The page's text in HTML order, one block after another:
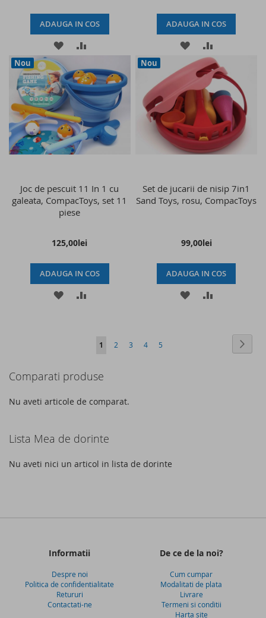
ADAUGA IN COS
ADAUGATI
LA
LISTA
DE
DORINTE
ADAUGATI
COMPARARE
ADAUGA IN COS
ADAUGATI
LA
LISTA
DORINTE
PENTRU
Nou
Joc de pescuit 11 In 1 cu
galeata, CompacToys, set 11
piese
125,00lei
ADAUGA IN COS
ADAUGATI
DORINTE
ADAUGATI
Nou
Set de jucarii de nisip 7in1
Sand Toys, rosu, CompacToys
99,00lei
ADAUGA IN COS
ADAUGATI
Pagina
in
moment
cititi
1 Pagina
2 Pagina
3 Pagina
4 Pagina
5
Comparati produse
Nu aveti articole de comparat.
Lista Mea de dorinte
Nu aveti nici un articol in lista de dorinte
Informatii
Despre noi
Politica de confidentialitate
Retururi
Contactati-ne
De ce de la noi?
Cum cumpar
Modalitati de plata
Livrare
Termeni si conditii
Harta site